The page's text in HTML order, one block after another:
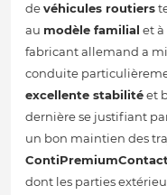
devéhicules routiers
au modèle familial et à
fabricant allemand a
conduite
excellente stabilitéet
dernière se justifiant
un bon maintien des
dont les parties